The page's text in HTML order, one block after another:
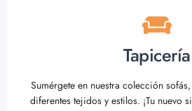
Tapicería
Sumérgete en nuestra colección
diferentes tejidos y estilos. ¡Tu nuevo